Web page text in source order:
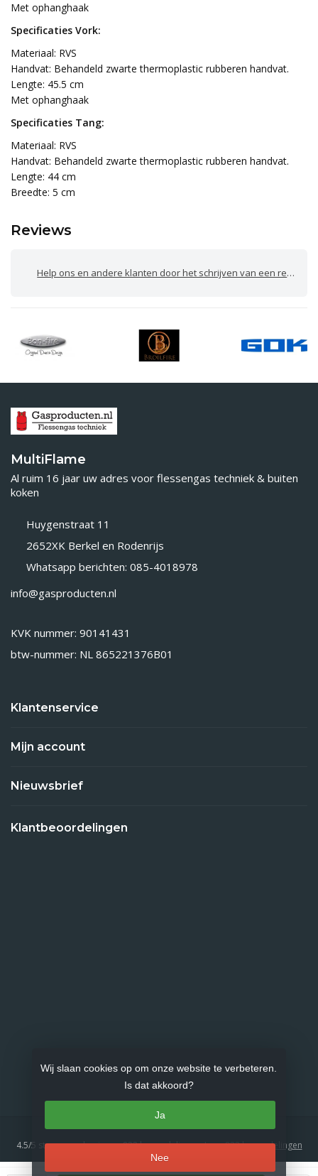
Met ophanghaak
Specificaties Vork:
Materiaal: RVS
Handvat: Behandeld zwarte thermoplastic rubberen handvat.
Lengte: 45.5 cm
Met ophanghaak
Specificaties Tang:
Materiaal: RVS
Handvat: Behandeld zwarte thermoplastic rubberen handvat.
Lengte: 44 cm
Breedte: 5 cm
Reviews
Help ons en andere klanten door het schrijven van een review
MultiFlame
Al ruim 16 jaar uw adres voor flessengas techniek & buiten
koken
Huygenstraat 11
2652XK Berkel en Rodenrijs
Whatsapp berichten: 085-4018978
info@gasproducten.nl
KVK nummer: 90141431
btw-nummer: NL 865221376B01
Klantenservice
Mijn account
Nieuwsbrief
Klantbeoordelingen
4.5/5 sterren op basis van833beoordelingen.Lees 833 beoordelingen
Wij slaan cookies op om onze website te verbeteren.
Is dat akkoord?
Ja
Nee